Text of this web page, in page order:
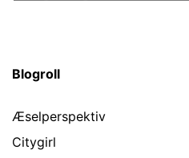
Blogroll
Æselperspektiv
Citygirl